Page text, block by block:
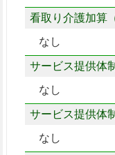
看取り介護加算
なし
サービス提供体
なし
サービス提供体
なし